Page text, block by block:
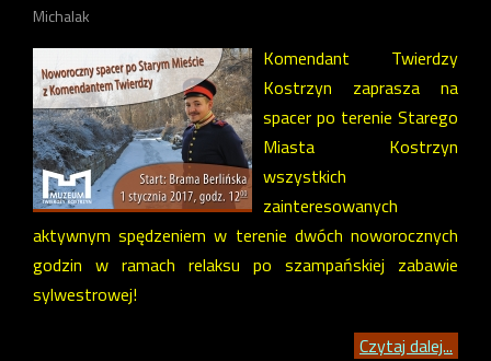
Michalak
Komendant Twierdzy
Kostrzyn zaprasza na
spacer po terenie Starego
Miasta Kostrzyn
wszystkich
zainteresowanych
aktywnym spędzeniem w terenie dwóch noworocznych
godzin w ramach relaksu po szampańskiej zabawie
sylwestrowej!
Czytaj dalej...